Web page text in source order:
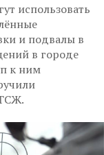
использовать
и подвалы в
в городе
к ним